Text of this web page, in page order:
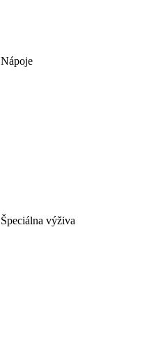
Nápoje
Špeciálna výživa